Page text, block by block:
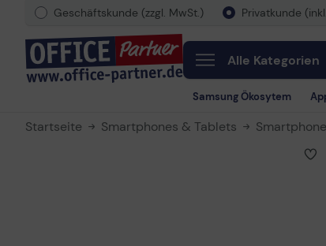
Geschäftskunde (zzgl. MwSt.) Privatkunde
Alle Kategorien
Samsung Ökosytem
Startseite Smartphones & Tablets